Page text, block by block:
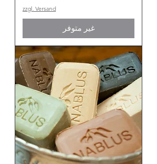
zzgl. Versand
غير متوفر